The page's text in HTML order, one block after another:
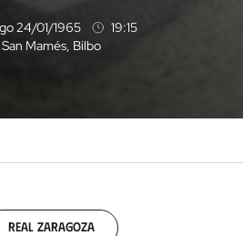
24/01/1965
19:15
U
ó
San Mamés , Bilbo
Real Zaragoza